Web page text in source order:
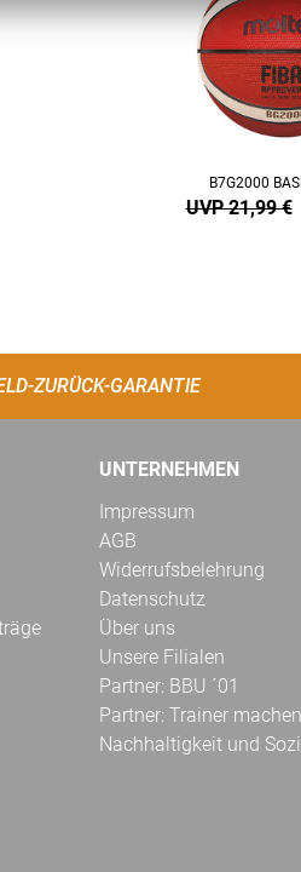
B7G2000
UVP 21,99 €
ZURÜCK-GARANTIE
UNTERNEHMEN
Impressum
AGB
Widerrufsbelehrung
Datenschutz
Über uns
Unsere Filialen
Partner: BBU ´01
Partner: Trainer
Nachhaltigkeit und